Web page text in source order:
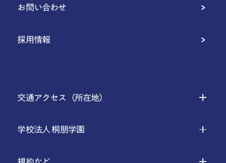
お問い合わせ
採用情報
交通アクセス（所在地）
学校法人 桐朋学園